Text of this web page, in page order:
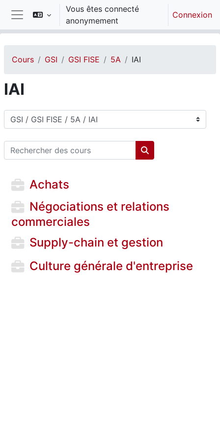
Passer au contenu principal
Panneau latéral
Vous êtes connecté
anonymement
Connexion
Cours GSI GSI FISE 5A IAI
IAI
Catégories de cours
Rechercher des cours
Rechercher des
Achats
Négociations et relations
commerciales
Supply-chain et gestion
Culture générale d'entreprise